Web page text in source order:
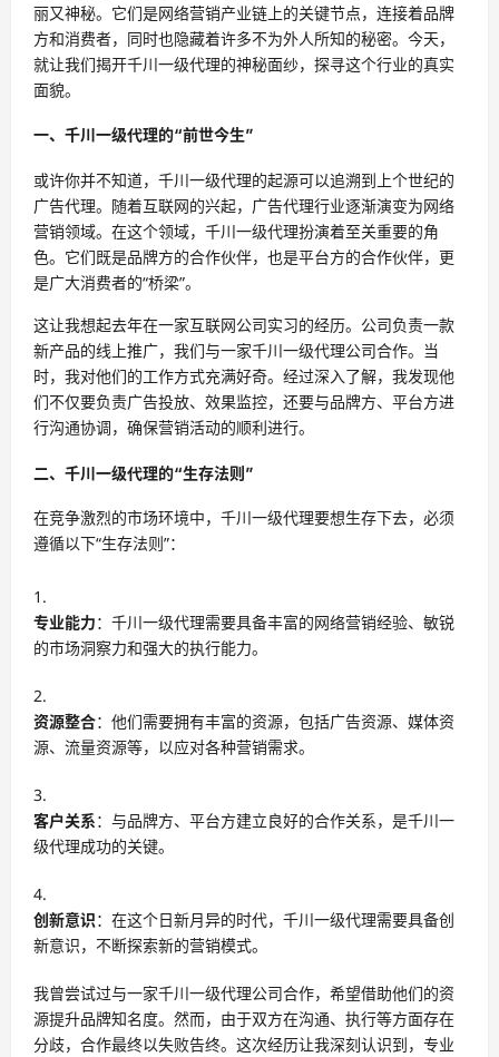
丽又神秘。它们是网络营销产业链上的关键节点，连接着品牌
方和消费者，同时也隐藏着许多不为外人所知的秘密。今天，
就让我们揭开千川一级代理的神秘面纱，探寻这个行业的真实
面貌。
一、千川一级代理的“前世今生”
或许你并不知道，千川一级代理的起源可以追溯到上个世纪的
广告代理。随着互联网的兴起，广告代理行业逐渐演变为网络
营销领域。在这个领域，千川一级代理扮演着至关重要的角
色。它们既是品牌方的合作伙伴，也是平台方的合作伙伴，更
是广大消费者的“桥梁”。
这让我想起去年在一家互联网公司实习的经历。公司负责一款
新产品的线上推广，我们与一家千川一级代理公司合作。当
时，我对他们的工作方式充满好奇。经过深入了解，我发现他
们不仅要负责广告投放、效果监控，还要与品牌方、平台方进
行沟通协调，确保营销活动的顺利进行。
二、千川一级代理的“生存法则”
在竞争激烈的市场环境中，千川一级代理要想生存下去，必须
遵循以下“生存法则”：
专业能力：千川一级代理需要具备丰富的网络营销经验、敏锐
的市场洞察力和强大的执行能力。
资源整合：他们需要拥有丰富的资源，包括广告资源、媒体资
源、流量资源等，以应对各种营销需求。
客户关系：与品牌方、平台方建立良好的合作关系，是千川一
级代理成功的关键。
创新意识：在这个日新月异的时代，千川一级代理需要具备创
新意识，不断探索新的营销模式。
我曾尝试过与一家千川一级代理公司合作，希望借助他们的资
源提升品牌知名度。然而，由于双方在沟通、执行等方面存在
分歧，合作最终以失败告终。这次经历让我深刻认识到，专业